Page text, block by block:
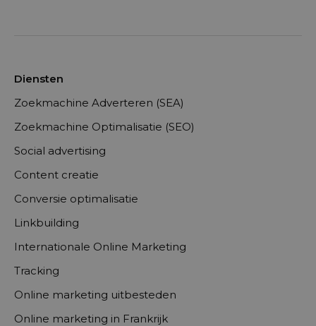
Diensten
Zoekmachine Adverteren (SEA)
Zoekmachine Optimalisatie (SEO)
Social advertising
Content creatie
Conversie optimalisatie
Linkbuilding
Internationale Online Marketing
Tracking
Online marketing uitbesteden
Online marketing in Frankrijk